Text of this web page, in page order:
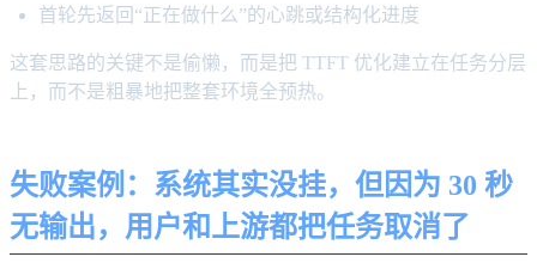
首轮先返回“正在做什么”的心跳或结构化进度
这套思路的关键不是偷懒，而是把 TTFT 优化建立在任务分层
上，而不是粗暴地把整套环境全预热。
失败案例：系统其实没挂，但因为 30 秒
无输出，用户和上游都把任务取消了